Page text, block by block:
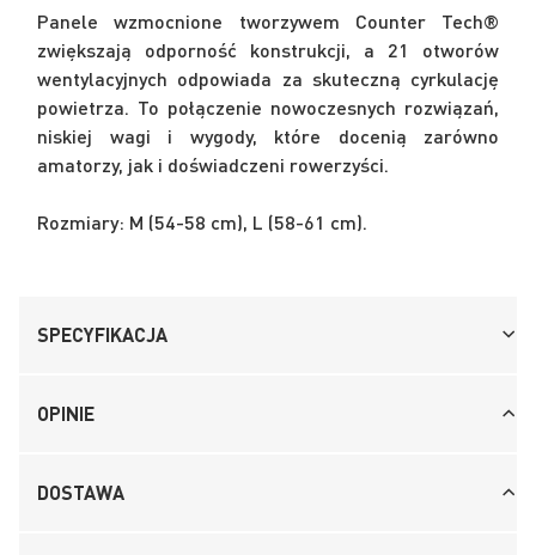
Panele wzmocnione tworzywem Counter Tech®
zwiększają odporność konstrukcji, a 21 otworów
wentylacyjnych odpowiada za skuteczną cyrkulację
powietrza. To połączenie nowoczesnych rozwiązań,
niskiej wagi i wygody, które docenią zarówno
amatorzy, jak i doświadczeni rowerzyści.
Rozmiary: M (54-58 cm), L (58-61 cm).
SPECYFIKACJA
OPINIE
DOSTAWA